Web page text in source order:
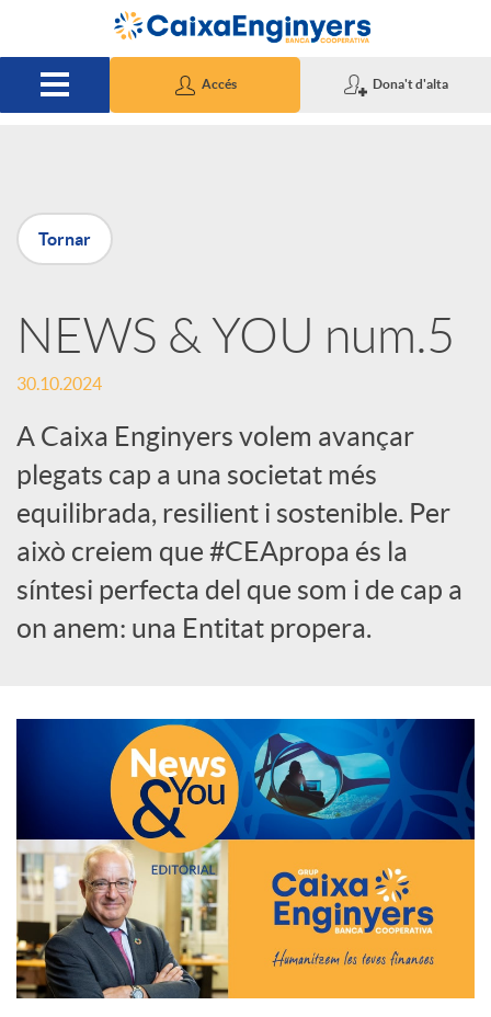
Salta al contingut principal
Accés Dona't d'alta
P
u
b
l
i
c
a
o
r
d
e
Tornar
NEWS & YOU num.5
30.10.2024
A Caixa Enginyers volem avançar
plegats cap a una societat més
equilibrada, resilient i sostenible. Per
això creiem que #CEApropa és la
síntesi perfecta del que som i de cap a
on anem: una Entitat propera.